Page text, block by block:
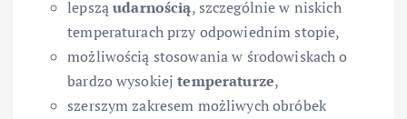
lepsząudarnością, szczególnie w niskich
temperaturach przy odpowiednim stopie,
możliwością stosowania w środowiskach o
bardzo wysokiejtemperaturze,
szerszym zakresem możliwych obróbek